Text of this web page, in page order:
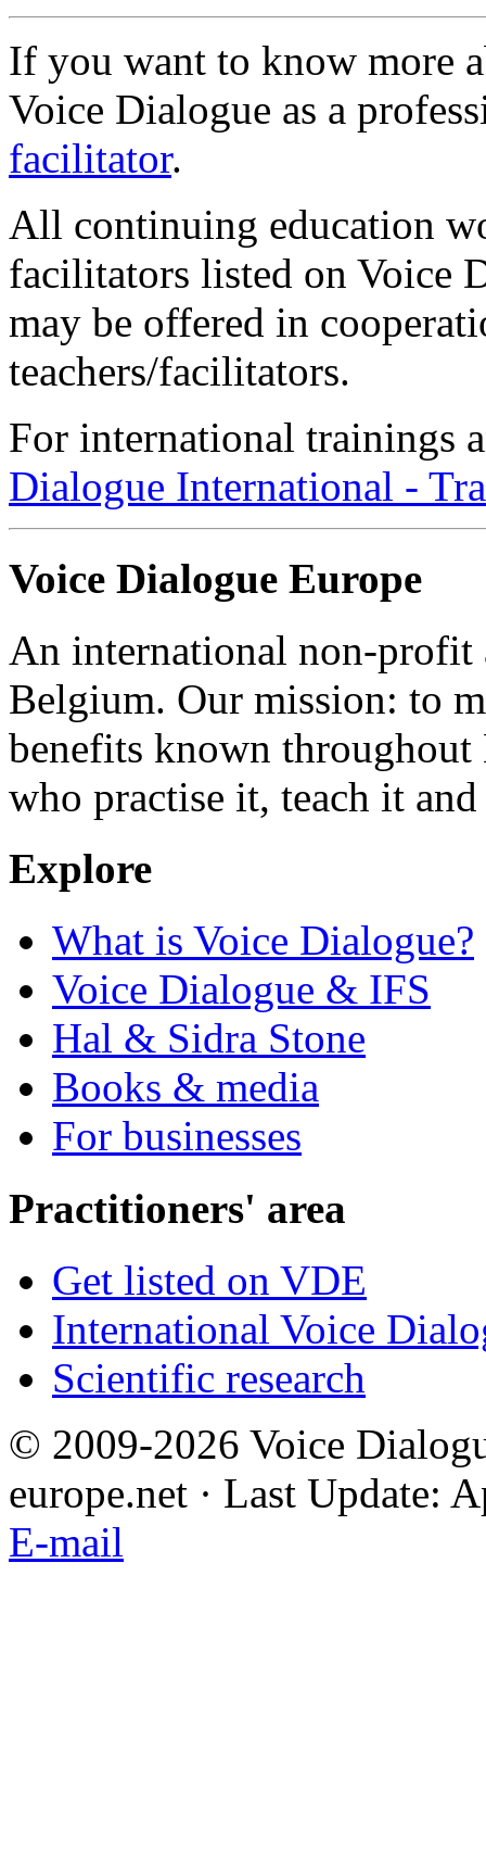
If you want to know more
Voice Dialogue as a
facilitator.
All continuing education
facilitators listed on Voice
may be offered in
teachers/facilitators.
For international trainings
Dialogue International -
Voice Dialogue Europe
An international non-profit
Belgium. Our mission: to
benefits known throughout
who practise it, teach it
Explore
What is Voice Dialogue?
Voice Dialogue & IFS
Hal & Sidra Stone
Books & media
For businesses
Practitioners' area
Get listed on VDE
International Voice
Scientific research
© 2009-2026 Voice
europe.net · Last Update:
E-mail